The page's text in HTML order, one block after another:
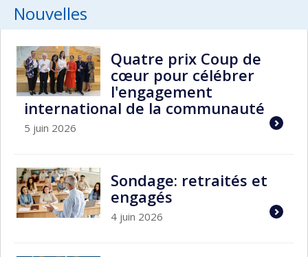
Nouvelles
Quatre prix Coup de
cœur pour célébrer
l'engagement
international de la communauté
5 juin 2026
Sondage: retraités et
engagés
4 juin 2026